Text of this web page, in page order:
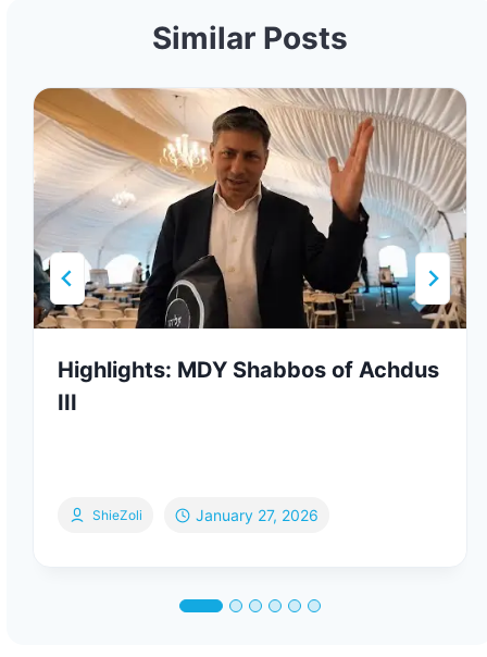
Similar Posts
Highlights: MDY Shabbos of Achdus
III
ShieZoli January 27, 2026